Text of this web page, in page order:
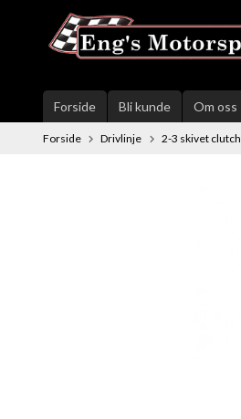
innholdet
Forside Bli kunde Om oss
Forside Drivlinje 2-3 skivet clutch